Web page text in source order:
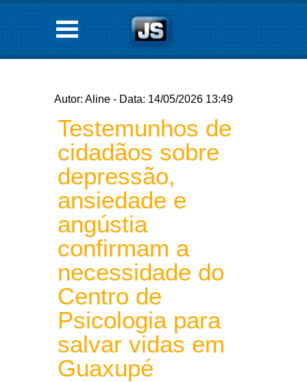
Autor: Aline - Data: 14/05/2026 13:49
Testemunhos de
cidadãos sobre
depressão,
ansiedade e
angústia
confirmam a
necessidade do
Centro de
Psicologia para
salvar vidas em
Guaxupé